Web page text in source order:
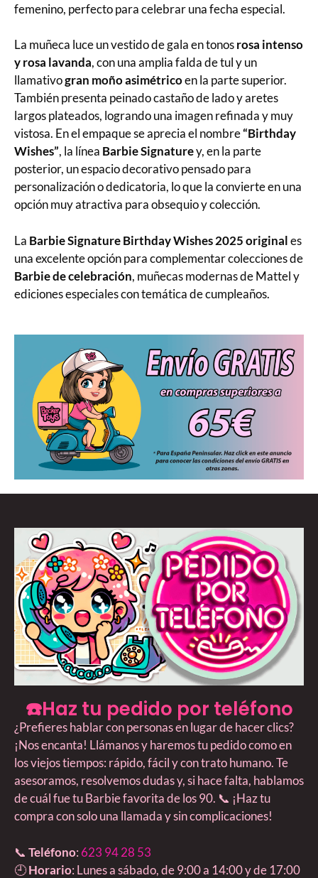
femenino, perfecto para celebrar una fecha especial.
La muñeca luce un vestido de gala en tonosrosa intenso
y rosa lavanda, con una amplia falda de tul y un
llamativogran moño asimétricoen la parte superior.
También presenta peinado castaño de lado y aretes
largos plateados, logrando una imagen refinada y muy
vistosa. En el empaque se aprecia el nombre“Birthday
Wishes”, la línea Barbie Signaturey, en la parte
posterior, un espacio decorativo pensado para
personalización o dedicatoria, lo que la convierte en una
opción muy atractiva para obsequio y colección.
La Barbie Signature Birthday Wishes 2025 originales
una excelente opción para complementar colecciones de
Barbie de celebración, muñecas modernas de Mattel y
ediciones especiales con temática de cumpleaños.
☎️Haz tu pedido por teléfono
¿Prefieres hablar con personas en lugar de hacer clics?
¡Nos encanta! Llámanos y haremos tu pedido como en
los viejos tiempos: rápido, fácil y con trato humano. Te
asesoramos, resolvemos dudas y, si hace falta, hablamos
de cuál fue tu Barbie favorita de los 90. 📞 ¡Haz tu
compra con solo una llamada y sin complicaciones!
📞 Teléfono: 623 94 28 53
🕘Horario: Lunes a sábado, de 9:00 a 14:00 y de 17:00